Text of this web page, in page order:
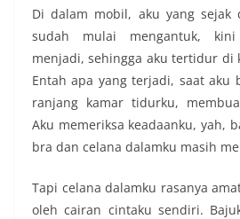
Di dalam mobil, aku yang
sudah mulai mengantuk, kini
menjadi, sehingga aku tertidur di
Entah apa yang terjadi, saat aku
ranjang kamar tidurku,
Aku memeriksa keadaanku, yah,
bra dan celana dalamku masih
Tapi celana dalamku rasanya
oleh cairan cintaku sendiri.